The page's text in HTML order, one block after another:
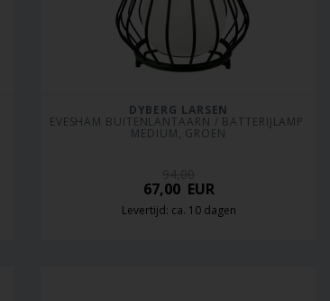
DYBERG LARSEN
EVESHAM BUITENLANTAARN / BATTERIJLAMP
MEDIUM, GROEN
67,00EUR
Levertijd: ca. 10 dagen